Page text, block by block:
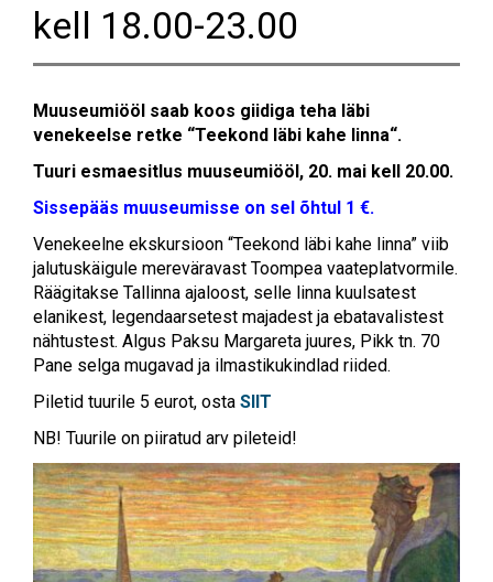
kell 18.00-23.00
Muuseumiööl saab koos giidiga teha läbi
venekeelse retke “Teekond läbi kahe linna“.
Tuuri esmaesitlus muuseumiööl, 20. mai kell 20.00.
Sissepääs muuseumisse on sel õhtul 1 €.
Venekeelne ekskursioon “Teekond läbi kahe linna” viib
jalutuskäigule mereväravast Toompea vaateplatvormile.
Räägitakse Tallinna ajaloost, selle linna kuulsatest
elanikest, legendaarsetest majadest ja ebatavalistest
nähtustest. Algus Paksu Margareta juures, Pikk tn. 70
Pane selga mugavad ja ilmastikukindlad riided.
Piletid tuurile 5 eurot, osta SIIT
NB! Tuurile on piiratud arv pileteid!